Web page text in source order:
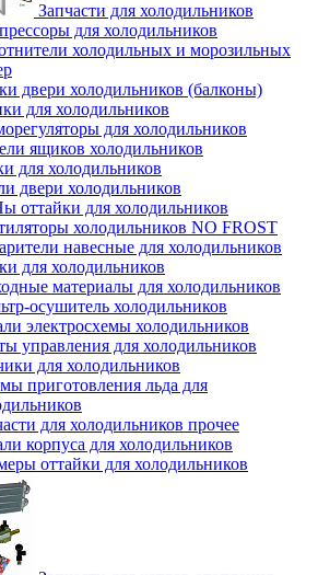
Запчасти для холодильников
для холодильников
холодильных и морозильных
двери холодильников (балконы)
для холодильников
для холодильников
ящиков холодильников
для холодильников
двери холодильников
оттайки для холодильников
холодильников NO FROST
навесные для холодильников
для холодильников
материалы для холодильников
осушитель холодильников
электросхемы холодильников
управления для холодильников
для холодильников
приготовления льда для
для холодильников прочее
корпуса для холодильников
оттайки для холодильников